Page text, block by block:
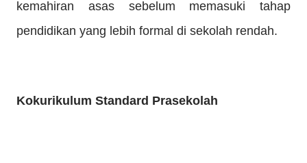
kemahiran asas sebelum memasuki tahap
pendidikan yang lebih formal di sekolah rendah.
Kokurikulum Standard Prasekolah